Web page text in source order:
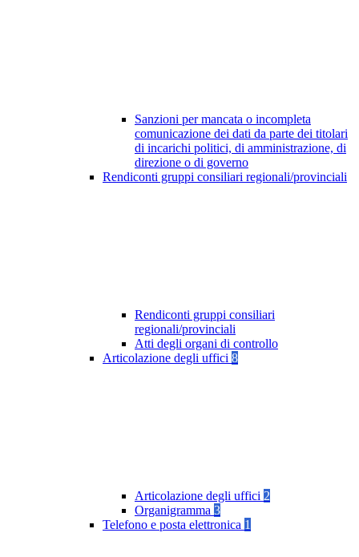
Sanzioni per mancata o incompleta
comunicazione dei dati da parte dei titolari
di incarichi politici, di amministrazione, di
direzione o di governo
Rendiconti gruppi consiliari regionali/provinciali
Rendiconti gruppi consiliari
regionali/provinciali
Atti degli organi di controllo
Articolazione degli uffici 8
Articolazione degli uffici 2
Organigramma 3
Telefono e posta elettronica 1